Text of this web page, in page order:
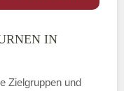
IN
Zielgruppen und